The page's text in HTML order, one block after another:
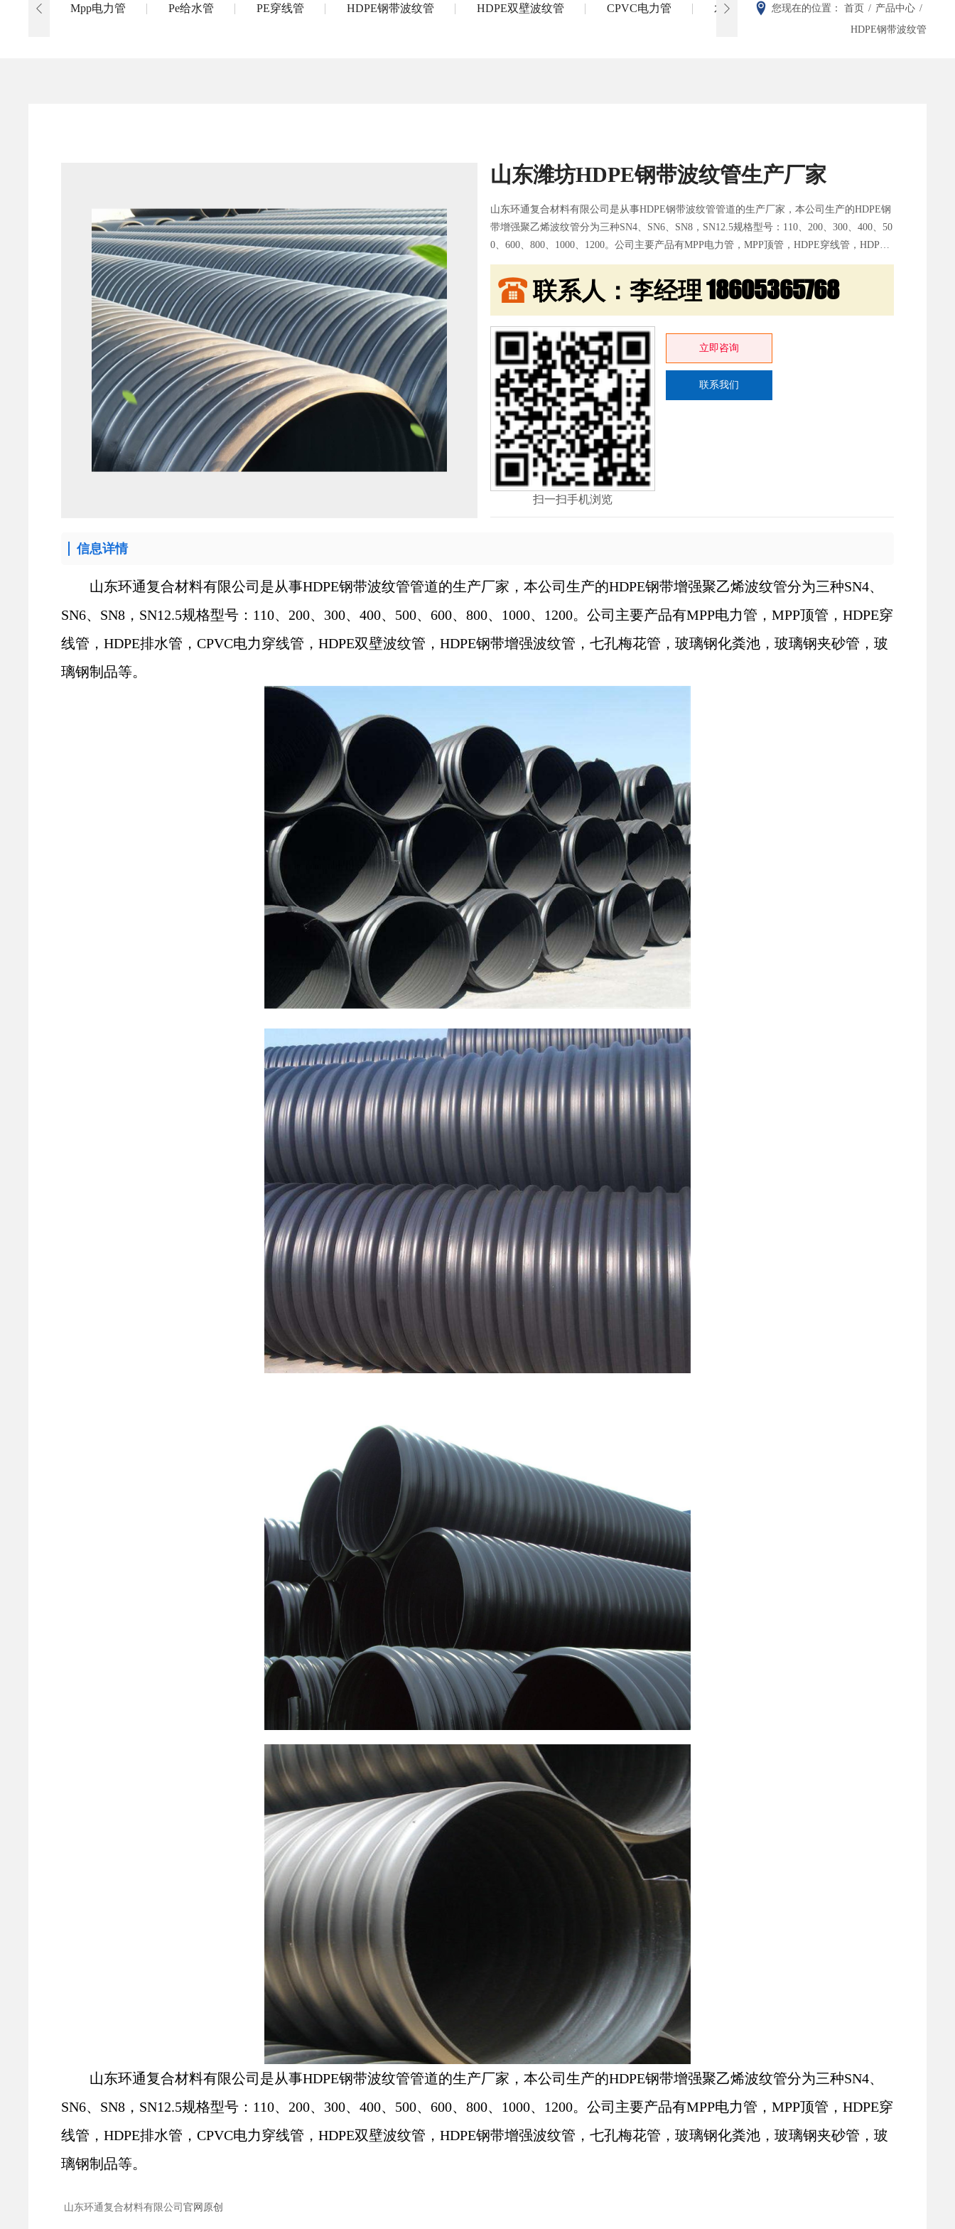
Mpp电力管 Pe给水管 PE穿线管 HDPE钢带波纹管 HDPE双壁波纹管 CPVC电力管 水泥管 PVC给排水管 七孔梅花
  您现在的位置： 首页 / 产品中心 /
HDPE钢带波纹管
山东潍坊HDPE钢带波纹管生产厂家
山东环通复合材料有限公司是从事HDPE钢带波纹管管道的生产厂家，本公司生产的HDPE钢
带增强聚乙烯波纹管分为三种SN4、SN6、SN8，SN12.5规格型号：110、200、300、400、50
0、600、800、1000、1200。公司主要产品有MPP电力管，MPP顶管，HDPE穿线管，HDPE
排水管，CPVC电力穿线管，HDPE双壁波纹管，HDPE钢带增强波纹管，七孔梅花管，玻璃
联系人：李经理 18605365768
扫一扫手机浏览
立即咨询
联系我们
信息详情
山东环通复合材料有限公司是从事HDPE钢带波纹管管道的生产厂家， 本公司生产的HDPE钢带增强聚乙烯波纹管分为三种SN4、
SN6、SN8，SN12.5规格型号：110、200、300、400、500、600、800、1000、1200。 公司主要产品有MPP电力管，MPP顶管，HDPE穿
线管，HDPE排水管，CPVC电力穿线管，HDPE双壁波纹管，HDPE钢带增强波纹管，七孔梅花管，玻璃钢化粪池，玻璃钢夹砂管，玻
璃钢制品等。
山东环通复合材料有限公司是从事HDPE钢带波纹管管道的生产厂家， 本公司生产的HDPE钢带增强聚乙烯波纹管分为三种SN4、
SN6、SN8，SN12.5规格型号：110、200、300、400、500、600、800、1000、1200。 公司主要产品有MPP电力管，MPP顶管，HDPE穿
线管，HDPE排水管，CPVC电力穿线管，HDPE双壁波纹管，HDPE钢带增强波纹管，七孔梅花管，玻璃钢化粪池，玻璃钢夹砂管，玻
璃钢制品等。
山东环通复合材料有限公司 官网原创